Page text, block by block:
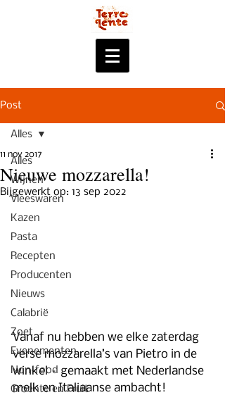
Post
Alles
Wijnen
Vleeswaren
Kazen
Pasta
Recepten
Producenten
Nieuws
Calabrië
Zoet
Evenementen
Non-food
Groente en Fruit
Alles
Nieuwe mozzarella!
11 nov 2017
Bijgewerkt op: 13 sep 2022
Vanaf nu hebben we elke zaterdag
verse mozzarella’s van Pietro in de
winkel – gemaakt met Nederlandse
melk en Italiaanse ambacht!